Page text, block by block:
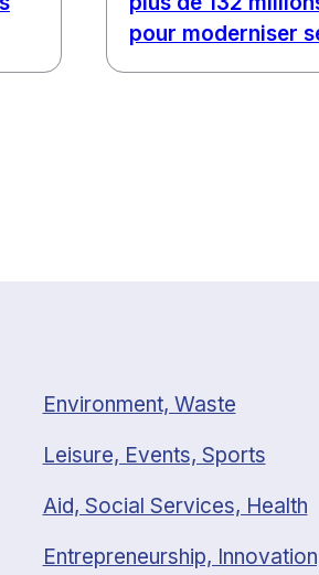
pour moderniser
Environment, Waste
Leisure, Events, Sports
Aid, Social Services, Health
Entrepreneurship,